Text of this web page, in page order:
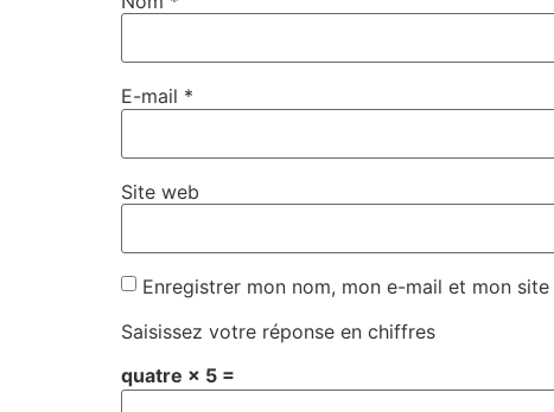
E-mail *
Site web
Enregistrer mon nom, mon e-mail et mon
Saisissez votre réponse en chiffres
quatre × 5 =